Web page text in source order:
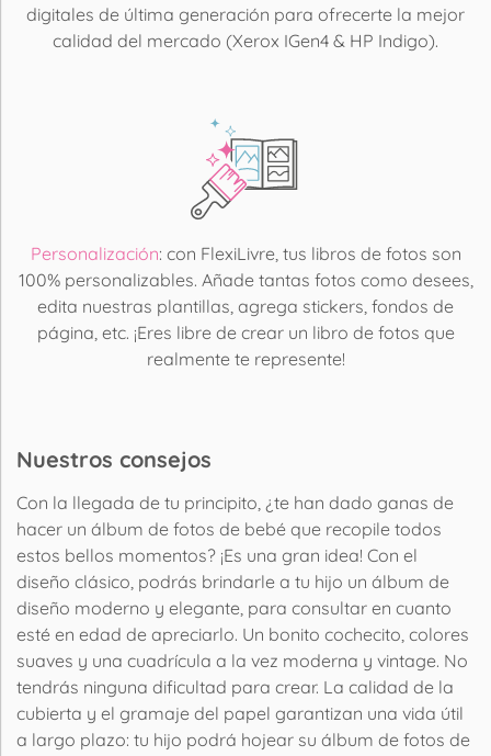
digitales de última generación para ofrecerte la mejor
calidad del mercado (Xerox IGen4 & HP Indigo).
Personalización: con FlexiLivre, tus libros de fotos son
100% personalizables. Añade tantas fotos como desees,
edita nuestras plantillas, agrega stickers, fondos de
página, etc. ¡Eres libre de crear un libro de fotos que
realmente te represente!
Nuestros consejos
Con la llegada de tu principito, ¿te han dado ganas de
hacer un álbum de fotos de bebé que recopile todos
estos bellos momentos? ¡Es una gran idea! Con el
diseño clásico, podrás brindarle a tu hijo un álbum de
diseño moderno y elegante, para consultar en cuanto
esté en edad de apreciarlo. Un bonito cochecito, colores
suaves y una cuadrícula a la vez moderna y vintage. No
tendrás ninguna dificultad para crear. La calidad de la
cubierta y el gramaje del papel garantizan una vida útil
a largo plazo: tu hijo podrá hojear su álbum de fotos de